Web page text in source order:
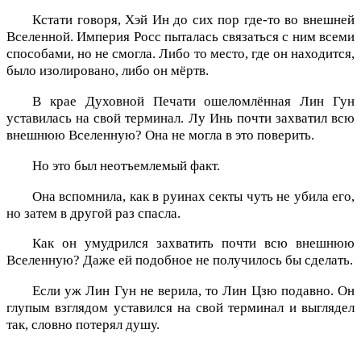
Кстати говоря, Хэй Ин до сих пор где-то во внешней
Вселенной. Империя Росс пыталась связаться с ним всеми
способами, но не смогла. Либо то место, где он находится,
было изолировано, либо он мёртв.
В крае Духовной Печати ошеломлённая Лин Гун
уставилась на свой терминал. Лу Инь почти захватил всю
внешнюю Вселенную? Она не могла в это поверить.
Но это был неотъемлемый факт.
Она вспомнила, как в руинах секты чуть не убила его,
но затем в другой раз спасла.
Как он умудрился захватить почти всю внешнюю
Вселенную? Даже ей подобное не получилось бы сделать.
Если уж Лин Гун не верила, то Лин Цзю подавно. Он
глупым взглядом уставился на свой терминал и выглядел
так, словно потерял душу.